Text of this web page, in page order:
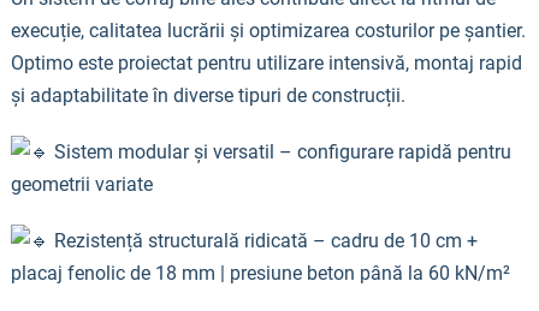
execuție, calitatea lucrării și optimizarea costurilor pe șantier.
Optimo este proiectat pentru utilizare intensivă, montaj rapid
și adaptabilitate în diverse tipuri de construcții.
Sistem modular și versatil – configurare rapidă pentru
geometrii variate
Rezistență structurală ridicată – cadru de 10 cm +
placaj fenolic de 18 mm | presiune beton până la 60 kN/m²